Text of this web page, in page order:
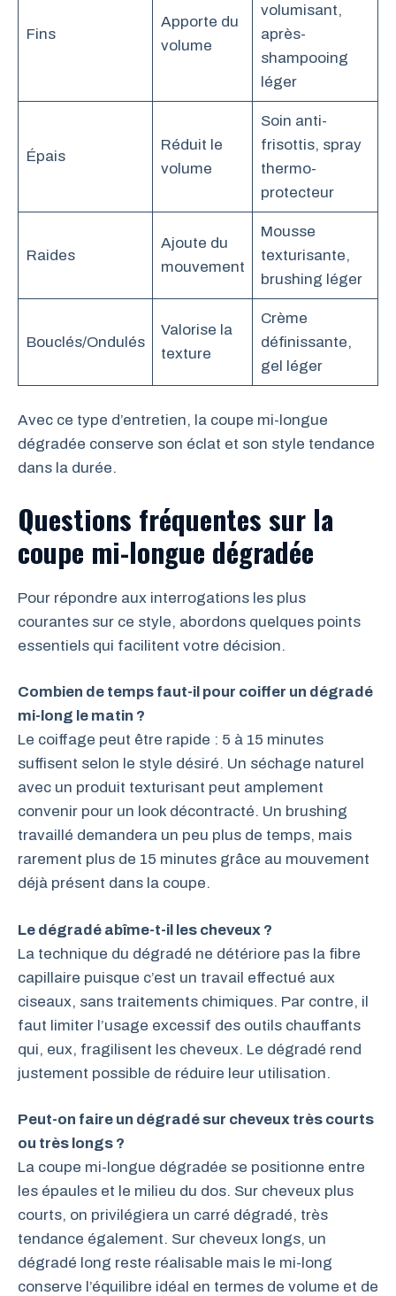
Fins
Apporte du
volume
volumisant,
après-
shampooing
léger
Épais
Réduit le
volume
Soin anti-
frisottis, spray
thermo-
protecteur
Raides
Ajoute du
mouvement
Mousse
texturisante,
brushing léger
Bouclés/Ondulés
Valorise la
texture
Crème
définissante,
gel léger
Avec ce type d’entretien, la coupe mi-longue
dégradée conserve son éclat et son style tendance
dans la durée.
Questions fréquentes sur la
coupe mi-longue dégradée
Pour répondre aux interrogations les plus
courantes sur ce style, abordons quelques points
essentiels qui facilitent votre décision.
Combien de temps faut-il pour coiffer un dégradé
mi-long le matin ?
Le coiffage peut être rapide : 5 à 15 minutes
suffisent selon le style désiré. Un séchage naturel
avec un produit texturisant peut amplement
convenir pour un look décontracté. Un brushing
travaillé demandera un peu plus de temps, mais
rarement plus de 15 minutes grâce au mouvement
déjà présent dans la coupe.
Le dégradé abîme-t-il les cheveux ?
La technique du dégradé ne détériore pas la fibre
capillaire puisque c’est un travail effectué aux
ciseaux, sans traitements chimiques. Par contre, il
faut limiter l’usage excessif des outils chauffants
qui, eux, fragilisent les cheveux. Le dégradé rend
justement possible de réduire leur utilisation.
Peut-on faire un dégradé sur cheveux très courts
ou très longs ?
La coupe mi-longue dégradée se positionne entre
les épaules et le milieu du dos. Sur cheveux plus
courts, on privilégiera un carré dégradé, très
tendance également. Sur cheveux longs, un
dégradé long reste réalisable mais le mi-long
conserve l’équilibre idéal en termes de volume et de